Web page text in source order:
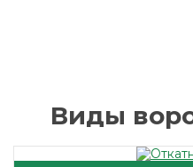
Виды